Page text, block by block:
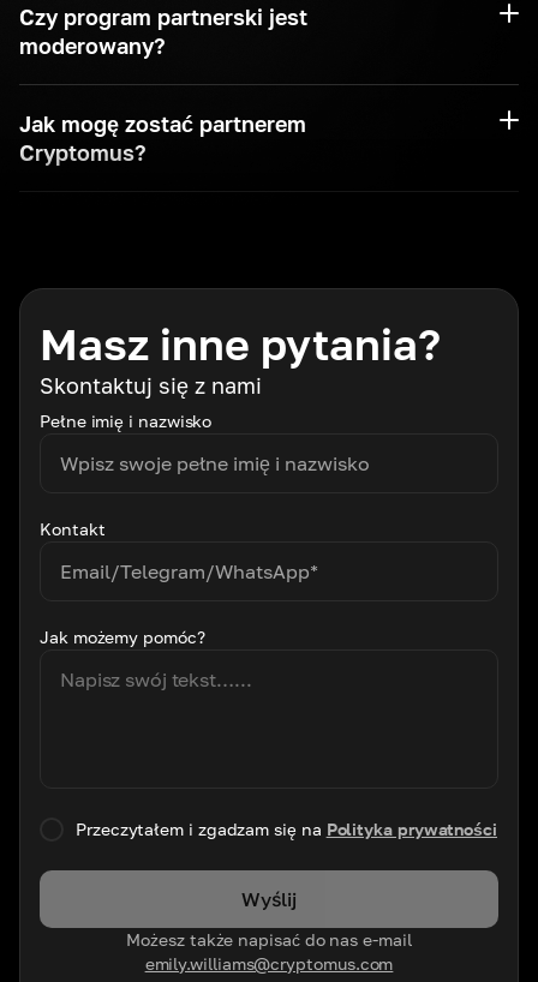
Czy program partnerski jest
moderowany?
Jak mogę zostać partnerem
Cryptomus?
Masz inne pytania?
Skontaktuj się z nami
Pełne imię i nazwisko
Kontakt
Jak możemy pomóc?
Przeczytałem i zgadzam się na Polityka prywatności
Wyślij
Możesz także napisać do nas e-mail
emily.williams@cryptomus.com